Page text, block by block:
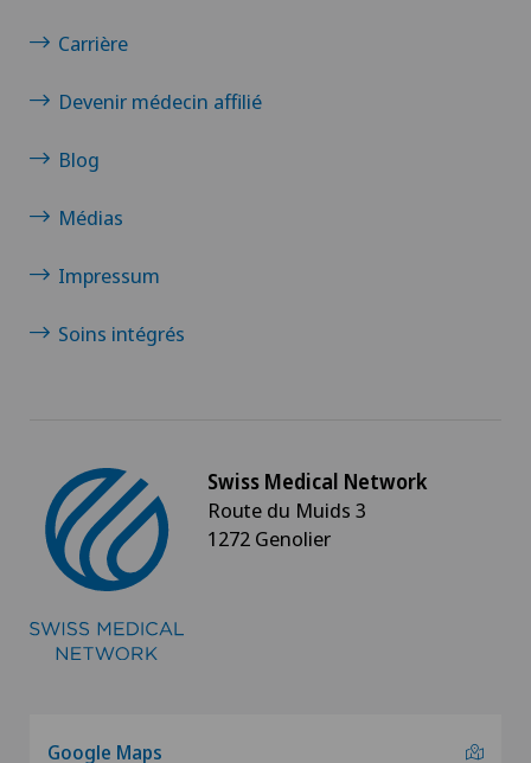
Carrière
Devenir médecin affilié
Blog
Médias
Impressum
Soins intégrés
Swiss Medical Network
Route du Muids 3
1272 Genolier
Google Maps